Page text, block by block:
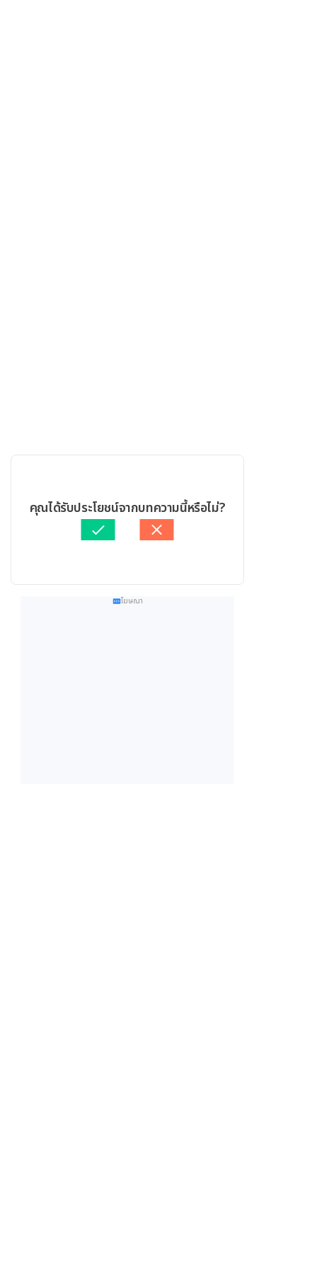
คุณได้รับประโยชน์จากบทความนี้หรือไม่?
โฆษณา